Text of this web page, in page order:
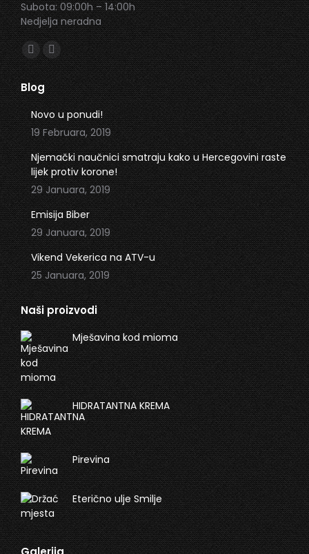
Subota: 09:00h – 14:00h
Nedjelja neradna
Find us on:
Facebook
page
opens
in
new
window
Instagram
page
opens
in
new
window
Blog
Novo u ponudi!
19 Februara, 2019
Njemački naučnici smatraju kako u Hercegovini raste
lijek protiv korone!
29 Januara, 2019
Emisija Biber
29 Januara, 2019
Vikend Vekerica na ATV-u
25 Januara, 2019
Naši proizvodi
Mješavina kod mioma
HIDRATANTNA KREMA
Pirevina
Eterično ulje Smilje